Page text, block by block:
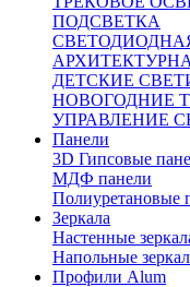
ПОДСВЕТКА
ДЕТСКИЕ
НОВОГОДНИЕ
УПРАВЛЕНИЕ
Панели
3D Гипсовые
МДФ панели
Полиуретановые
Зеркала
Настенные
Напольные
Профили Alum